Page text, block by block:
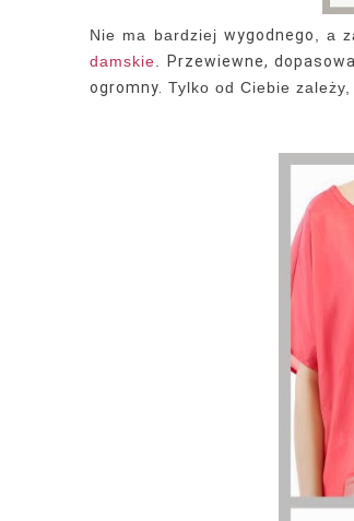
Nie ma bardziej wygodnego , a
damskie
Przewiewne,
ogromny. Tylko od Ciebie